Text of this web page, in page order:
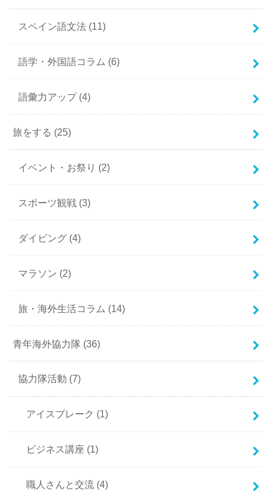
スペイン語文法 (11)
語学・外国語コラム (6)
語彙力アップ (4)
旅をする (25)
イベント・お祭り (2)
スポーツ観戦 (3)
ダイビング (4)
マラソン (2)
旅・海外生活コラム (14)
青年海外協力隊 (36)
協力隊活動 (7)
アイスブレーク (1)
ビジネス講座 (1)
職人さんと交流 (4)